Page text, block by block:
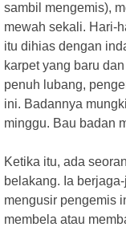
sambil mengemis),
mewah sekali. Hari-
itu dihias dengan
karpet yang baru
penuh lubang,
ini. Badannya
minggu. Bau badan
Ketika itu, ada
belakang. Ia
mengusir pengemis
membela atau